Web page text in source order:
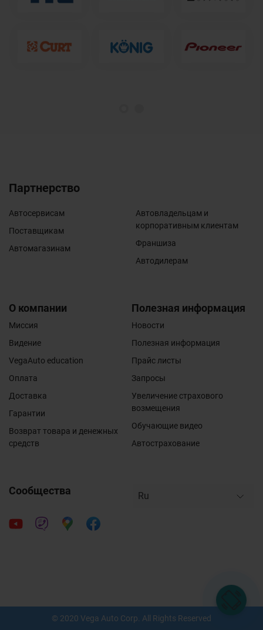
Партнерство
Автосервисам
Поставщикам
Автомагазинам
Автовладельцам и
корпоративным клиентам
Франшиза
Автодилерам
О компании
Миссия
Видение
VegaAuto education
Оплата
Доставка
Гарантии
Возврат товара и денежных
средств
Полезная информация
Новости
Полезная информация
Прайс листы
Запросы
Увеличение страхового
возмещения
Обучающие видео
Автострахование
Сообщества
© 2020 Vega Auto Corp. All Rights Reserved